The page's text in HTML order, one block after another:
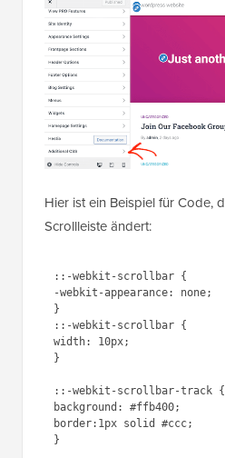
Hier ist ein Beispiel für Code,
Scrollleiste ändert:
::-webkit-scrollbar {
-webkit-appearance: none;
}
::-webkit-scrollbar {
width: 10px;
}
::-webkit-scrollbar-track {
background: #ffb400;
border:1px solid #ccc;
}